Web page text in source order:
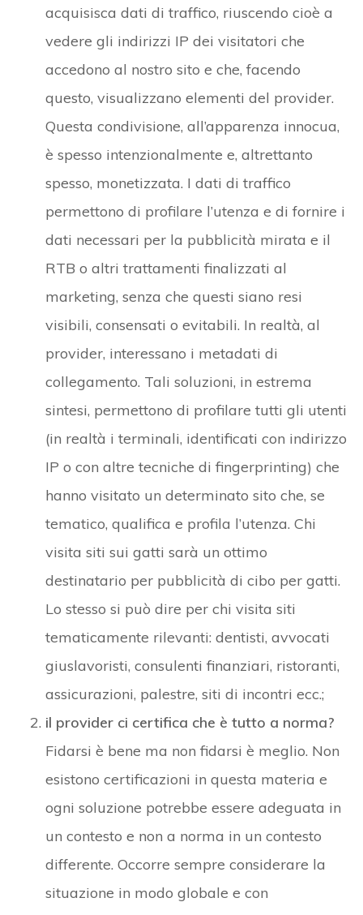
acquisisca dati di traffico, riuscendo cioè a
vedere gli indirizzi IP dei visitatori che
accedono al nostro sito e che, facendo
questo, visualizzano elementi del provider.
Questa condivisione, all’apparenza innocua,
è spesso intenzionalmente e, altrettanto
spesso, monetizzata. I dati di traffico
permettono di profilare l’utenza e di fornire i
dati necessari per la pubblicità mirata e il
RTB o altri trattamenti finalizzati al
marketing, senza che questi siano resi
visibili, consensati o evitabili. In realtà, al
provider, interessano i metadati di
collegamento. Tali soluzioni, in estrema
sintesi, permettono di profilare tutti gli utenti
(in realtà i terminali, identificati con indirizzo
IP o con altre tecniche di fingerprinting) che
hanno visitato un determinato sito che, se
tematico, qualifica e profila l’utenza. Chi
visita siti sui gatti sarà un ottimo
destinatario per pubblicità di cibo per gatti.
Lo stesso si può dire per chi visita siti
tematicamente rilevanti: dentisti, avvocati
giuslavoristi, consulenti finanziari, ristoranti,
assicurazioni, palestre, siti di incontri ecc.;
il provider ci certifica che è tutto a norma?
Fidarsi è bene ma non fidarsi è meglio. Non
esistono certificazioni in questa materia e
ogni soluzione potrebbe essere adeguata in
un contesto e non a norma in un contesto
differente. Occorre sempre considerare la
situazione in modo globale e con